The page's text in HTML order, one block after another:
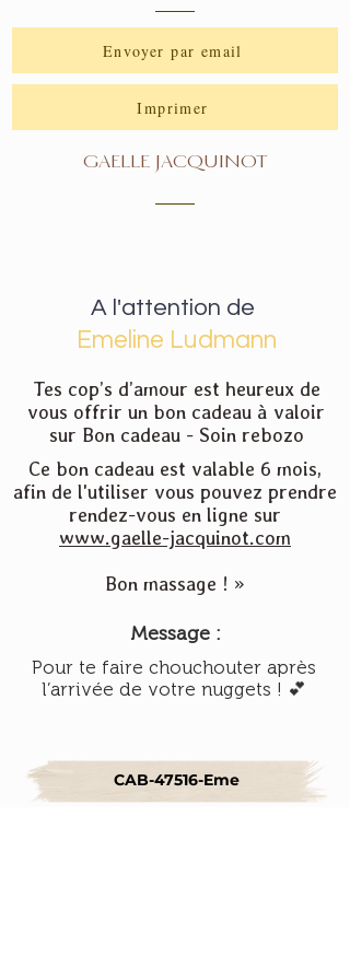
GAELLE JACQUINOT
Envoyer par email
Imprimer
A l'attention de
Emeline Ludmann
Tes cop’s d’amour est heureux de
vous offrir un bon cadeau à valoir
sur Bon cadeau - Soin rebozo
Ce bon cadeau est valable 6 mois,
afin de l'utiliser vous pouvez prendre
rendez-vous en ligne sur
www.gaelle-jacquinot.com
Bon massage ! »
Message :
Pour te faire chouchouter après
l’arrivée de votre nuggets ! 💕
CAB-47516-Eme